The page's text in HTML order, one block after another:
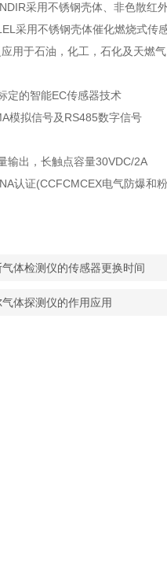
采用不锈钢壳体、非色散红
采用不锈钢壳体催化燃烧式传
用于石油，化工，石化及天燃气
定的智能EC传感器技术
模拟信号及RS485数字信号
输出，长触点容量30VDC/2A
认证(CCFCMCEX电气防爆和
体检测仪的传感器更换时间
体探测仪的作用应用